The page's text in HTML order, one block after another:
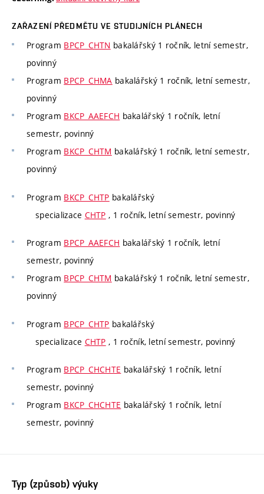
ZAŘAZENÍ PŘEDMĚTU VE STUDIJNÍCH PLÁNECH
Program BPCP_CHTN bakalářský 1 ročník, letní semestr,
povinný
Program BPCP_CHMA bakalářský 1 ročník, letní semestr,
povinný
Program BKCP_AAEFCH bakalářský 1 ročník, letní
semestr, povinný
Program BKCP_CHTM bakalářský 1 ročník, letní semestr,
povinný
Program BKCP_CHTP bakalářský
specializace CHTP , 1 ročník, letní semestr, povinný
Program BPCP_AAEFCH bakalářský 1 ročník, letní
semestr, povinný
Program BPCP_CHTM bakalářský 1 ročník, letní semestr,
povinný
Program BPCP_CHTP bakalářský
specializace CHTP , 1 ročník, letní semestr, povinný
Program BPCP_CHCHTE bakalářský 1 ročník, letní
semestr, povinný
Program BKCP_CHCHTE bakalářský 1 ročník, letní
semestr, povinný
Typ (způsob) výuky